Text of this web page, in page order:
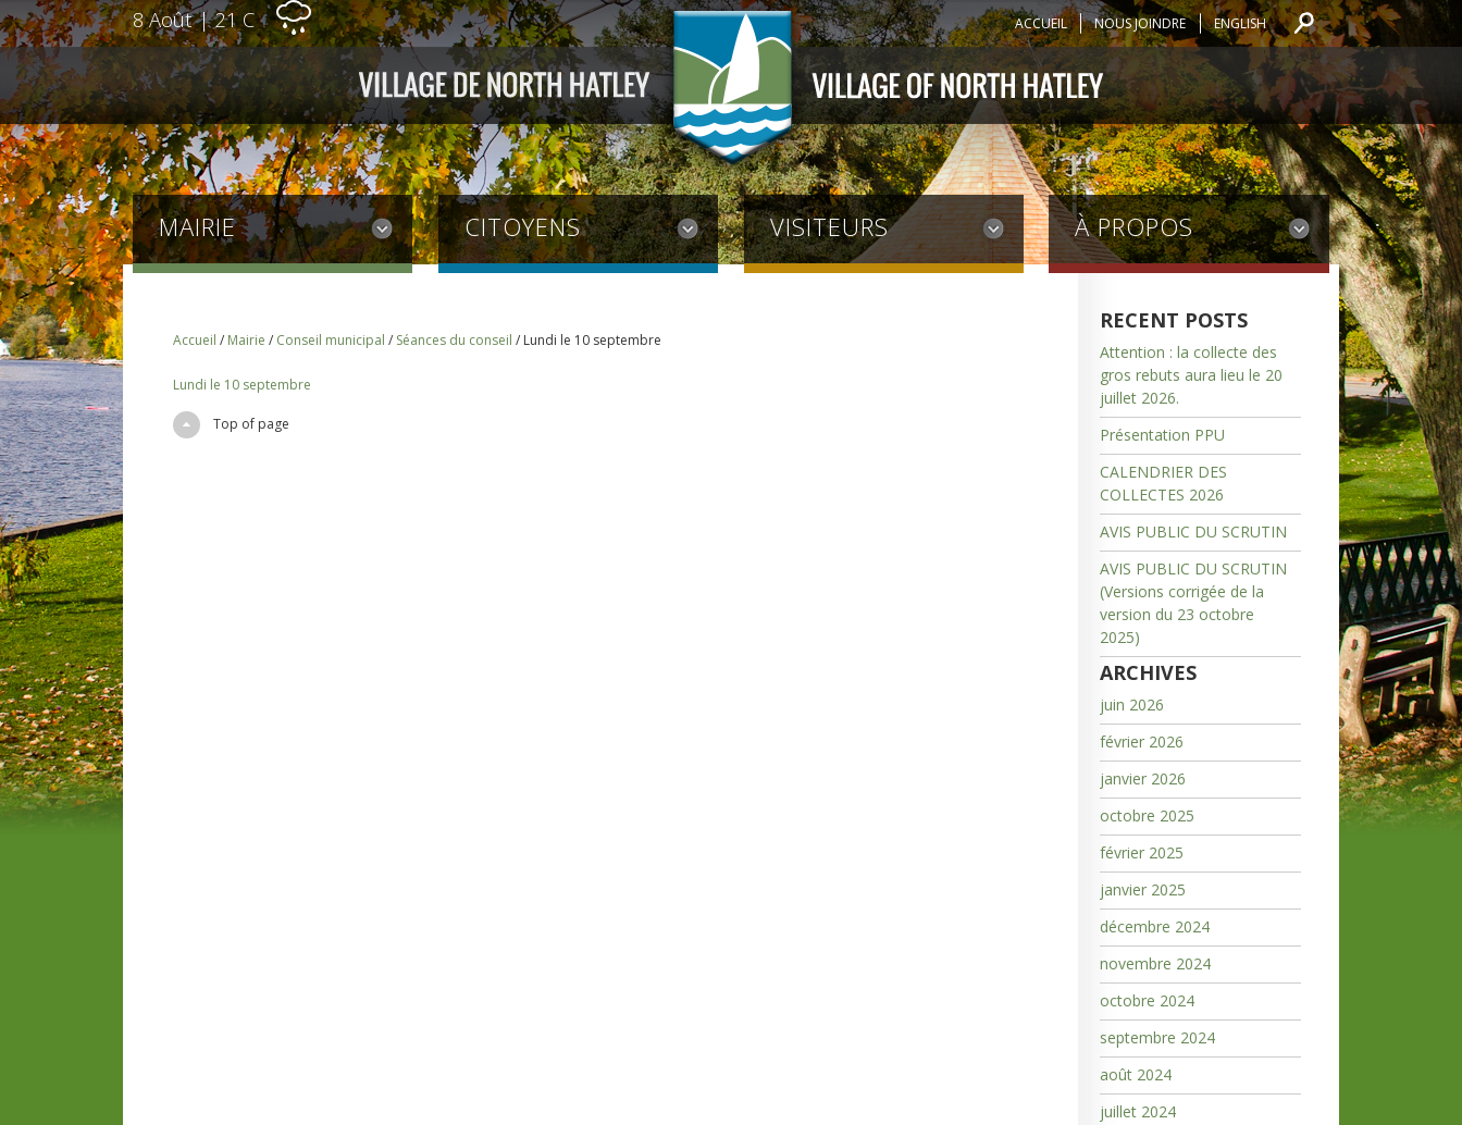
8 Août | 21 C ACCUEIL NOUS JOINDRE ENGLISH
MAIRIE CITOYENS VISITEURS À PROPOS
Accueil / Mairie / Conseil municipal / Séances du conseil / Lundi le 10 septembre
Lundi le 10 septembre
Top of page
RECENT POSTS
Attention : la collecte des
gros rebuts aura lieu le 20
juillet 2026.
Présentation PPU
CALENDRIER DES
COLLECTES 2026
AVIS PUBLIC DU SCRUTIN
AVIS PUBLIC DU SCRUTIN
(Versions corrigée de la
version du 23 octobre
2025)
ARCHIVES
juin 2026
février 2026
janvier 2026
octobre 2025
février 2025
janvier 2025
décembre 2024
novembre 2024
octobre 2024
septembre 2024
août 2024
juillet 2024